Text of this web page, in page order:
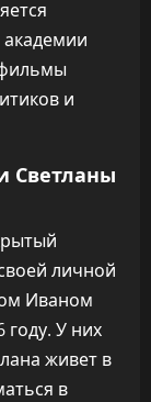
фильмы
и
Светланы
личной
Иваном
У них
живет в
в